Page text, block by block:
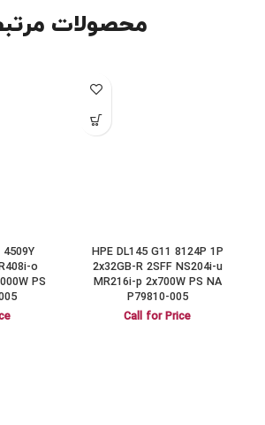
محصولات
HPE DL145 G11 8124P 1P
2x32GB-R 2SFF NS204i-u
MR216i-p 2x700W PS NA
P79810-005
Call for Price
4509Y
o
PS